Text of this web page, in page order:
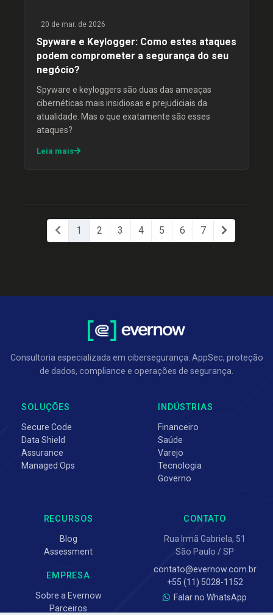
20 de mar. de 2026
Spyware e Keylogger: Como estes ataques
podem comprometer a segurança do seu
negócio?
Spyware e keyloggers são duas das ameaças
cibernéticas mais insidiosas e prejudiciais da
atualidade. Mas o que exatamente são esses
ataques?
Leia mais
1 2 3 4 5 6 7
Consultoria especializada em cibersegurança: AppSec, proteção
de dados, compliance e operações de segurança.
SOLUÇÕES
Secure Code
Data Shield
Assurance
Managed Ops
INDÚSTRIAS
Financeiro
Saúde
Varejo
Tecnologia
Governo
RECURSOS
Blog
Assessment
EMPRESA
Sobre a Evernow
Parceiros
CONTATO
Rua Irmã Gabriela, 51
São Paulo / SP
contato@evernow.com.br
+55 (11) 5028-1152
Falar no WhatsApp